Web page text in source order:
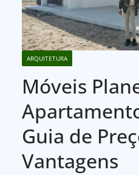
ARQUITETURA
Móveis
Guia de
Vantagens